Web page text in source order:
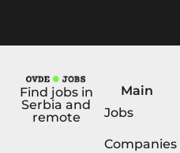
Find jobs in
Serbia and
remote
Main
Jobs
Companies